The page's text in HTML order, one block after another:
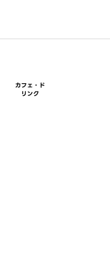
カフェ・ド
リンク